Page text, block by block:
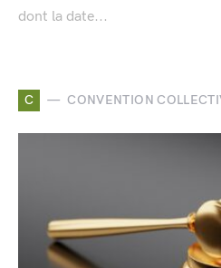
dont la date...
C CONVENTION